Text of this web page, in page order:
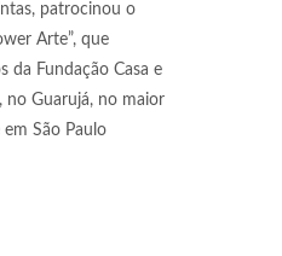
patrocinou o
Arte”, que
da Fundação Casa e
no Guarujá, no maior
em São Paulo